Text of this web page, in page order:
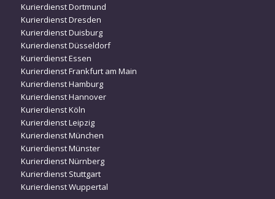
Kurierdienst Dortmund
Kurierdienst Dresden
Kurierdienst Duisburg
Kurierdienst Düsseldorf
Kurierdienst Essen
Kurierdienst Frankfurt am Main
Kurierdienst Hamburg
Kurierdienst Hannover
Kurierdienst Köln
Kurierdienst Leipzig
Kurierdienst München
Kurierdienst Münster
Kurierdienst Nürnberg
Kurierdienst Stuttgart
Kurierdienst Wuppertal